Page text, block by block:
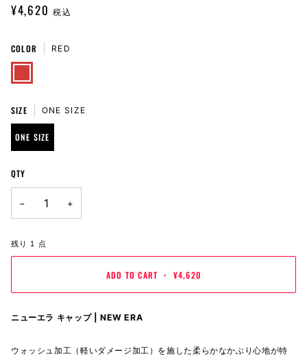
¥4,620 税込
COLOR RED
RED
SIZE ONE SIZE
ONE SIZE
QTY
− +
残り 1 点
ADD TO CART • ¥4,620
ニューエラ キャップ | NEW ERA
ウォッシュ加工（軽いダメージ加工）を施した柔らかなかぶり心地が特